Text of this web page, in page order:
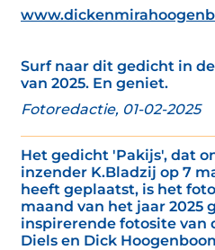
Surf naar dit gedicht in
van 2025. En geniet.
Fotoredactie, 01-02-2025
Het gedicht 'Pakijs', dat
inzender K.Bladzij op 7
heeft geplaatst, is het
maand van het jaar 2025
inspirerende fotosite van
Diels en Dick